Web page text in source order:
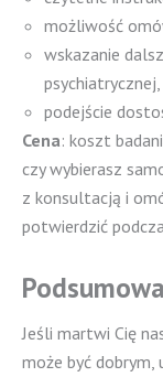
możliwość
wskazanie
podejście
Cena: koszt
czy wybierasz
z konsultacją i
potwierdzić
Jeśli martwi Cię
może być dobrym,